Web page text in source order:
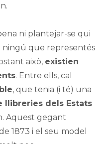
ni plantejar-se qui
ningú que representés
això, existien
. Entre ells, cal
, que tenia (i té) una
llibreries dels Estats
Aquest gegant
1873 i el seu model